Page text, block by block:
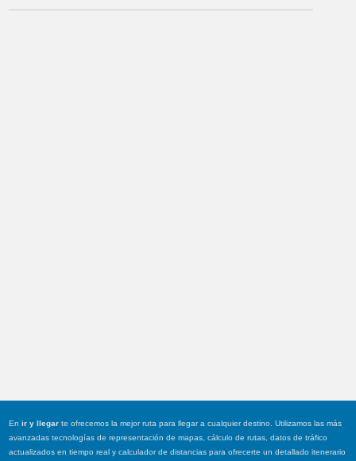
Enir y llegar te ofrecemos la mejor ruta para llegar a cualquier destino. Utilizamos las más
avanzadas tecnologías de representación de mapas, cálculo de rutas, datos de tráfico
actualizados en tiempo real y calculador de distancias para ofrecerte un detallado itenerario